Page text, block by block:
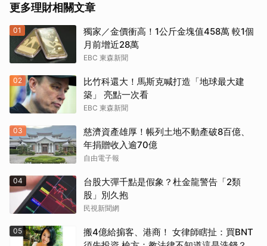
更多理財相關文章
01
獨家／金價衝高！1公斤金塊值458萬 較1個
月前增近28萬
EBC 東森新聞
02
比竹科還大！馬斯克喊打造「地球最大建
築」 亮點一次看
EBC 東森新聞
03
慈濟資產雄厚！帳列土地不動產破8百億、
年捐贈收入逾70億
自由電子報
04
台股大彈千點是假象？杜金龍警告「2類
股」別久抱
民視新聞網
05
搬4億給掮客、港商！ 女律師瞎扯：買BNT